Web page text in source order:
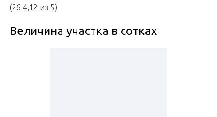
(26 4,12 из 5)
Величина участка в сотках